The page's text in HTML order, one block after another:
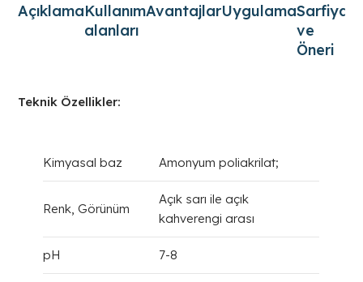
AçıklamaKullanım
alanları
AvantajlarUygulamaSarfiyat
ve
Öneri
Teknik Özellikler:
Kimyasal baz Amonyum poliakrilat;
Renk, Görünüm
Açık sarı ile açık
kahverengi arası
pH 7-8